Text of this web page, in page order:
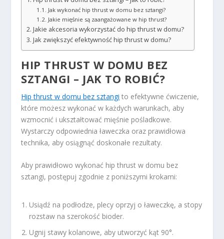
Jak wykonać hip thrust w domu bez sztangi?
Jakie mięśnie są zaangażowane w hip thrust?
Jakie akcesoria wykorzystać do hip thrust w domu?
Jak zwiększyć efektywność hip thrust w domu?
HIP THRUST W DOMU BEZ
SZTANGI – JAK TO ROBIĆ?
Hip thrust w domu bez sztangi to efektywne ćwiczenie,
które możesz wykonać w każdych warunkach, aby
wzmocnić i ukształtować mięśnie pośladkowe.
Wystarczy odpowiednia ławeczka oraz prawidłowa
technika, aby osiągnąć doskonałe rezultaty.
Aby prawidłowo wykonać hip thrust w domu bez
sztangi, postępuj zgodnie z poniższymi krokami:
Usiądź na podłodze, plecy oprzyj o ławeczkę, a stopy
rozstaw na szerokość bioder.
Ugnij stawy kolanowe, aby utworzyć kąt 90°.